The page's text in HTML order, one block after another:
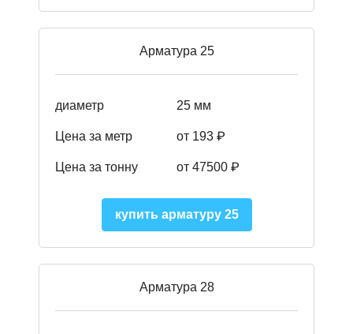
Арматура 25
диаметр 25 мм
Цена за метр от 193 ₽
Цена за тонну от 47500 ₽
купить арматуру 25
Арматура 28